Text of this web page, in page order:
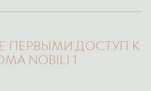
ПЕРВЫМИ ДОСТУП К
NOBILI 1